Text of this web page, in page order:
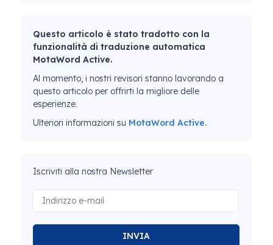
Questo articolo è stato tradotto con la
funzionalità di traduzione automatica
MotaWord Active.
Al momento, i nostri revisori stanno lavorando a
questo articolo per offrirti la migliore delle
esperienze.
Ulteriori informazioni su MotaWord Active.
Iscriviti alla nostra Newsletter
INVIA